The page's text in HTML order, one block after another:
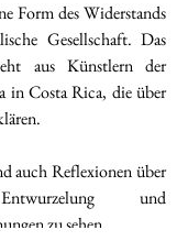
Form des Widerstands
Gesellschaft. Das
aus Künstlern der
in Costa Rica, die über
auch Reflexionen über
und
zu sehen.